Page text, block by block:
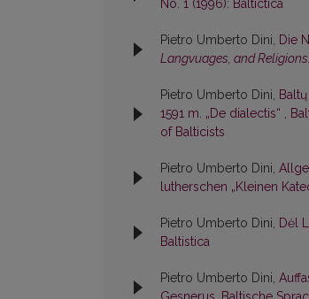
No. 1 (1996): Baltictica
Pietro Umberto Dini, Die
Langvuages, and
Pietro Umberto Dini,
1591 m. „De dialectis“ ,
of Balticists
Pietro Umberto Dini,
lutherschen „Kleinen
Pietro Umberto Dini, Dėl
Baltistica
Pietro Umberto Dini,